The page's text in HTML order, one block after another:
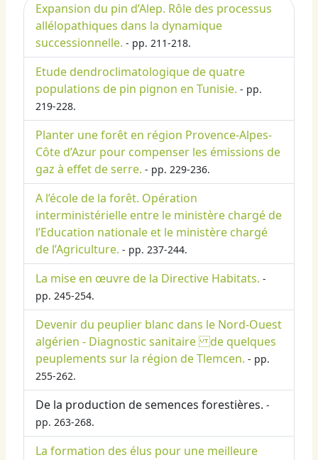
Expansion du pin d’Alep. Rôle des processus
allélopathiques dans la dynamique
successionnelle. - pp. 211-218.
Etude dendroclimatologique de quatre
populations de pin pignon en Tunisie. - pp.
219-228.
Planter une forêt en région Provence-Alpes-
Côte d’Azur pour compenser les émissions de
gaz à effet de serre. - pp. 229-236.
A l’école de la forêt. Opération
interministérielle entre le ministère chargé de
l’Education nationale et le ministère chargé
de l’Agriculture. - pp. 237-244.
La mise en œuvre de la Directive Habitats. -
pp. 245-254.
Devenir du peuplier blanc dans le Nord-Ouest
algérien - Diagnostic sanitaire de quelques
peuplements sur la région de Tlemcen. - pp.
255-262.
De la production de semences forestières. -
pp. 263-268.
La formation des élus pour une meilleure